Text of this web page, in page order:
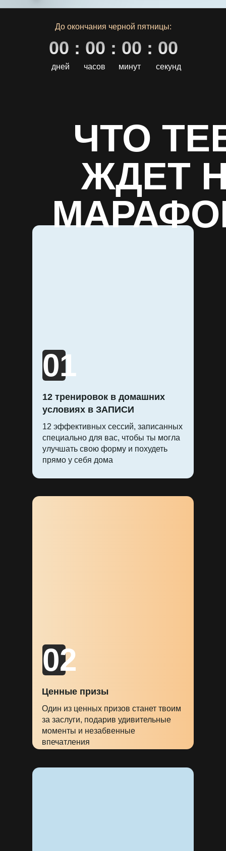
00 : 00 : 00 : 00
До окончания черной пятницы:
дней минут секунд
часов
ЧТО
ЖДЕТ
01
12 тренировок в домашних
условиях в ЗАПИСИ
12 эффективных сессий, записанных
специально для вас, чтобы ты могла
улучшать свою форму и похудеть
прямо у себя дома
02
Ценные призы
Один из ценных призов станет твоим
за заслуги, подарив удивительные
моменты и незабвенные
впечатления